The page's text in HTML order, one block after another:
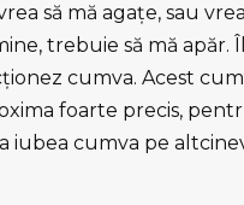
să mă agaţe, sau
trebuie să mă apăr.
cumva. Acest
foarte precis,
iubea cumva pe